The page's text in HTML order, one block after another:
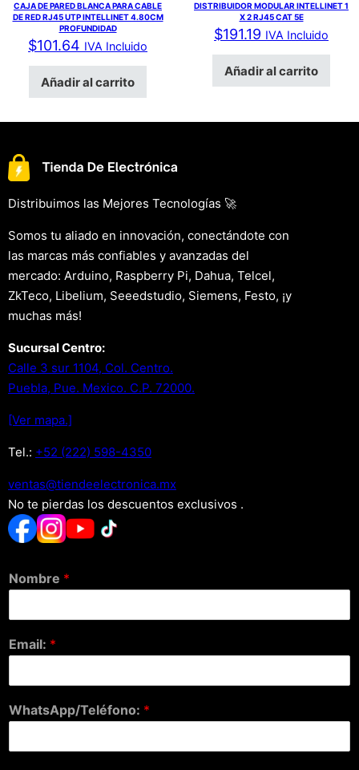
CAJA DE PARED BLANCA PARA CABLE
DE RED RJ45 UTP INTELLINET 4.80CM
PROFUNDIDAD
$101.64 IVA Incluido
Añadir al carrito
DISTRIBUIDOR MODULAR INTELLINET 1
X 2 RJ45 CAT 5E
$191.19 IVA Incluido
Añadir al carrito
Distribuimos las Mejores Tecnologías 🚀
Somos tu aliado en innovación, conectándote con
las marcas más confiables y avanzadas del
mercado: Arduino, Raspberry Pi, Dahua, Telcel,
ZkTeco, Libelium, Seeedstudio, Siemens, Festo, ¡y
muchas más!
Sucursal Centro:
Calle 3 sur 1104, Col. Centro.
Puebla, Pue. Mexico. C.P. 72000.
[Ver mapa.]
Tel.: +52 (222) 598-4350
xm.acinortceleedneit@satnev
No te pierdas los descuentos exclusivos .
Nombre *
Email: *
WhatsApp/Teléfono: *